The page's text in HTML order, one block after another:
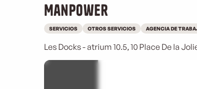
Manpower
SERVICIOS OTROS SERVICIOS AGENCIA DE
Les Docks - atrium 10.5, 10 Place De la